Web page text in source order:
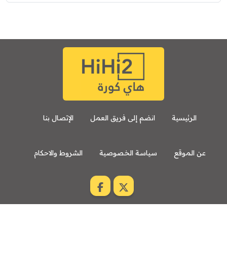
الرئيسية انضم إلى فريق العمل الإتصال بنا
عن الموقع سياسة الخصوصية الشروط والاحكام